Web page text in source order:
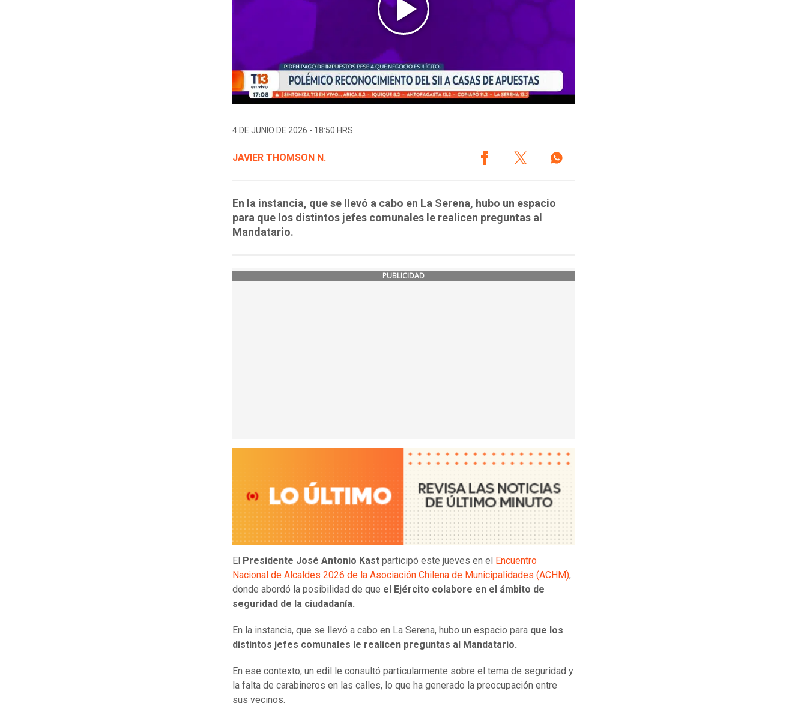
4 DE JUNIO DE 2026 - 18:50 HRS.
JAVIER THOMSON N.
En la instancia, que se llevó a cabo en La Serena, hubo un espacio
para que los distintos jefes comunales le realicen preguntas al
Mandatario.
PUBLICIDAD
El Presidente José Antonio Kast participó este jueves en el Encuentro
Nacional de Alcaldes 2026 de la Asociación Chilena de Municipalidades (ACHM),
donde abordó la posibilidad de que el Ejército colabore en el ámbito de
seguridad de la ciudadanía.
En la instancia, que se llevó a cabo en La Serena, hubo un espacio para que los
distintos jefes comunales le realicen preguntas al Mandatario.
En ese contexto, un edil le consultó particularmente sobre el tema de seguridad y
la falta de carabineros en las calles, lo que ha generado la preocupación entre
sus vecinos.